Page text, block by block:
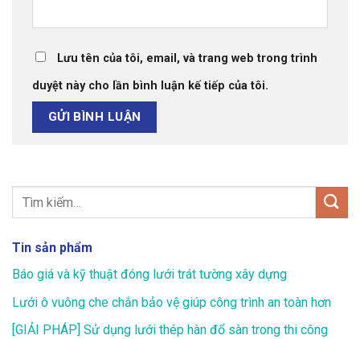
Lưu tên của tôi, email, và trang web trong trình
duyệt này cho lần bình luận kế tiếp của tôi.
Tin sản phẩm
Báo giá và kỹ thuật đóng lưới trát tường xây dựng
Lưới ô vuông che chắn bảo vệ giúp công trình an toàn hơn
[GIẢI PHÁP] Sử dụng lưới thép hàn đổ sàn trong thi công